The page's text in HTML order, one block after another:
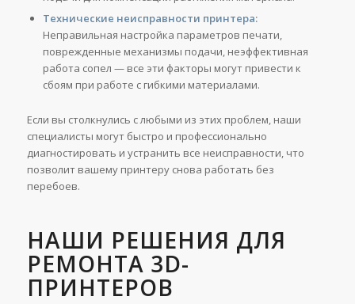
Технические неисправности принтера:
Неправильная настройка параметров печати,
поврежденные механизмы подачи, неэффективная
работа сопел — все эти факторы могут привести к
сбоям при работе с гибкими материалами.
Если вы столкнулись с любыми из этих проблем, наши
специалисты могут быстро и профессионально
диагностировать и устранить все неисправности, что
позволит вашему принтеру снова работать без
перебоев.
НАШИ РЕШЕНИЯ ДЛЯ
РЕМОНТА 3D-
ПРИНТЕРОВ